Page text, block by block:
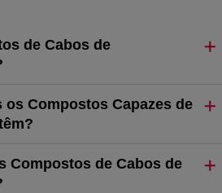
de Cabos de
Compostos Capazes de
Compostos de Cabos de